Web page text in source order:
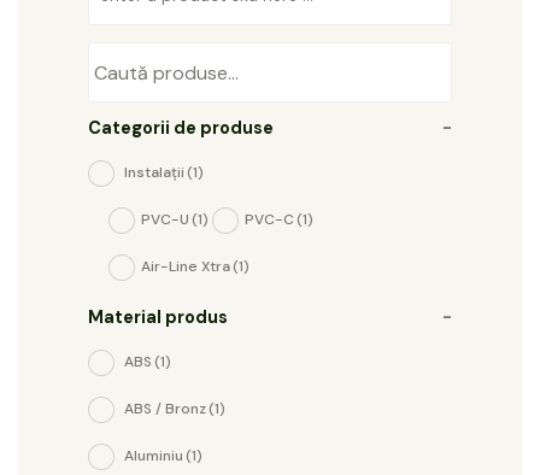
Categorii de produse -
Instalații(1)
PVC-U(1) PVC-C(1)
Air-Line Xtra(1)
Material produs -
ABS(1)
ABS / Bronz(1)
Aluminiu(1)